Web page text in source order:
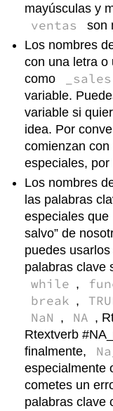
mayúsculas y
ventas son
Los nombres
con una letra o
como
_sales
variable.
variable si
idea. Por
comienzan con
especiales,
Los nombres
las palabras
especiales que
salvo” de
puedes
palabras clave
while ,
break ,
NaN , NA ,
Rtextverb
finalmente,
especialmente
cometes un
palabras clave